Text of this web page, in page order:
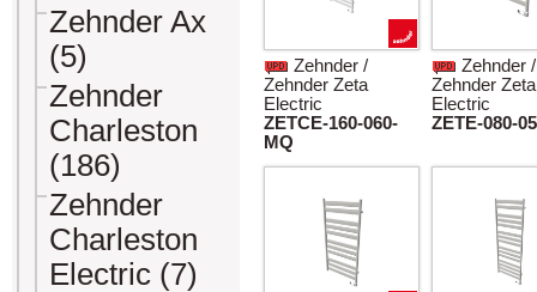
Zehnder Ax
(5)
Zehnder
Charleston
(186)
Zehnder
Charleston
Electric (7)
Zehnder /
Zehnder Zeta
Electric
ZETCE-160-060-
MQ
Zehnder /
Zehnder Zeta
Electric
ZETE-080-